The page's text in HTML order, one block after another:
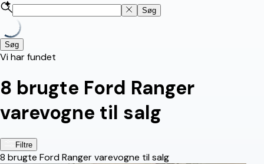
Søg
Søg
Vi har fundet
8 brugte Ford Ranger
varevogne til salg
Filtre
8 brugte Ford Ranger varevogne til salg